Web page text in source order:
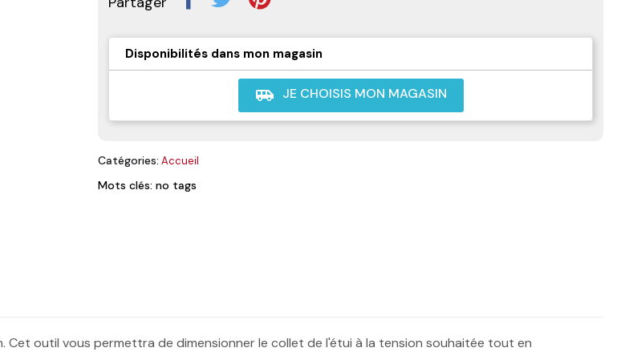
Disponibilités dans mon magasin
airport_shuttle JE CHOISIS MON MAGASIN
Catégories: Accueil
Mots clés: no tags
Cet outil vous permettra de dimensionner le collet de l'étui à la tension souhaitée tout en